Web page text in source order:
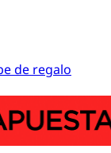
de regalo